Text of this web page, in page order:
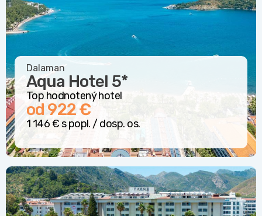
Dalaman
Aqua Hotel 5*
Top hodnotený hotel
od 922 €
1 146 € s popl. / dosp. os.